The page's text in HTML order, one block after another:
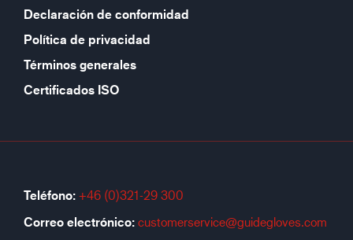
Declaración de conformidad
Política de privacidad
Términos generales
Certificados ISO
Teléfono: +46 (0)321-29 300
Correo electrónico: customerservice@guidegloves.com